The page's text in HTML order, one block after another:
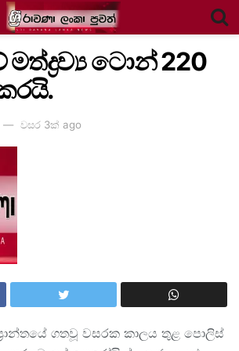
මත්ද්‍රව්‍ය ටොන් 220
වසර 3ක් ago
ගතවූ වසරක කාලය තුළ පොලිස්